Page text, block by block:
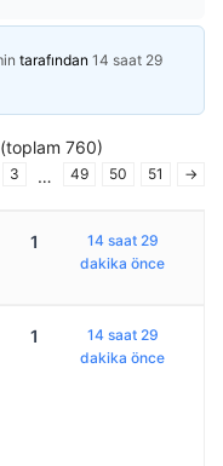
tarafından 14 saat 29
760)
3 … 49 50 51 →
1
14 saat 29
dakika önce
1
14 saat 29
dakika önce